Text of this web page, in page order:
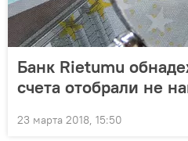
Банк Rietumu
счета отобрали не
23 марта 2018, 15:50